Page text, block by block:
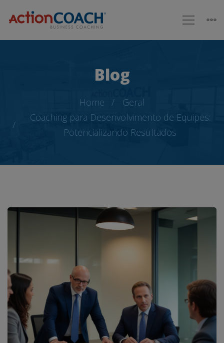
Blog
Home
Geral
Coaching para Desenvolvimento de Equipes:
Potencializando Resultados